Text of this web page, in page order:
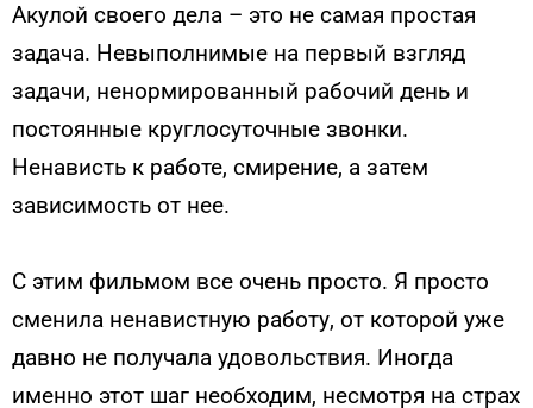
Акулой своего дела – это не самая простая
задача. Невыполнимые на первый взгляд
задачи, ненормированный рабочий день и
постоянные круглосуточные звонки.
Ненависть к работе, смирение, а затем
зависимость от нее.
С этим фильмом все очень просто. Я просто
сменила ненавистную работу, от которой уже
давно не получала удовольствия. Иногда
именно этот шаг необходим, несмотря на страх